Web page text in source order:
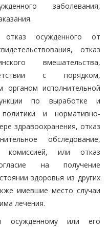
заболевания,
осужденного от
отказ
вмешательства,
с порядком,
органом исполнительной
по выработке и
политики и нормативно-
здравоохранения, отказ
обследование,
комиссией, или отказ
на получение
здоровья из других
имевшие место случаи
лечения.
осужденному или его